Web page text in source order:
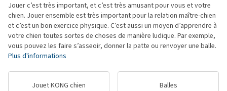
Jouer c’est très important, et c’est très amusant pour vous et votre
chien. Jouer ensemble est très important pour la relation maître-chien
et c’est un bon exercice physique. C’est aussi un moyen d’apprendre à
votre chien toutes sortes de choses de manière ludique. Par exemple,
vous pouvez les faire s’asseoir, donner la patte ou renvoyer une balle.
Plus d'informations
Jouet KONG chien Balles